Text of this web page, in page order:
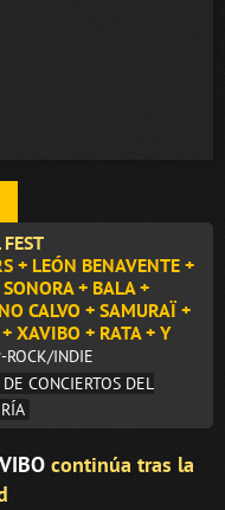
+ LEÓN BENAVENTE +
+ BALA +
CALVO + SAMURAÏ +
XAVIBO + RATA + Y
ROCK/INDIE
CONCIERTOS DEL
continúa tras la